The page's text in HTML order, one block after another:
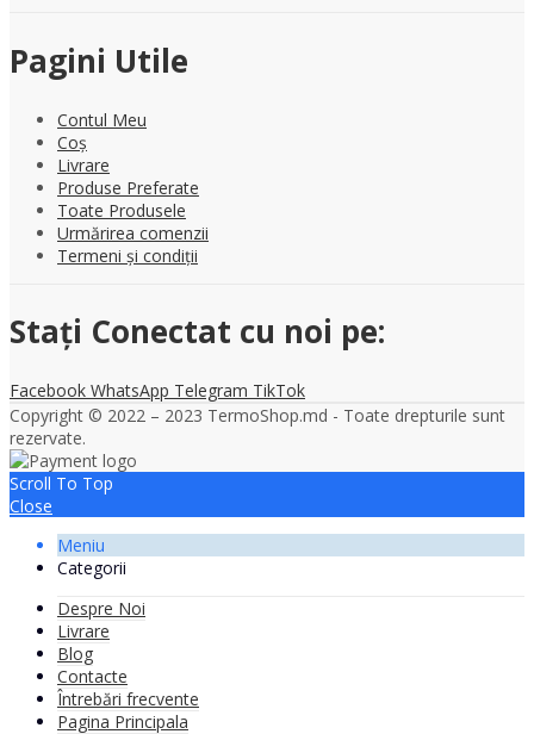
Pagini Utile
Contul Meu
Coș
Livrare
Produse Preferate
Toate Produsele
Urmărirea comenzii
Termeni și condiții
Stați Conectat cu noi pe:
Facebook WhatsApp Telegram TikTok
Copyright © 2022 – 2023 TermoShop.md - Toate drepturile sunt
rezervate.
Scroll To Top
Close
Meniu
Categorii
Despre Noi
Livrare
Blog
Contacte
Întrebări frecvente
Pagina Principala